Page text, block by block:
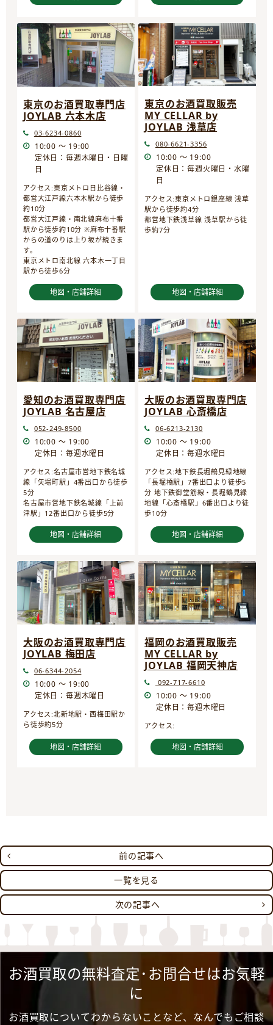
東京のお酒買取専門店
JOYLAB 六本木店
03-6234-0860
10:00 ～ 19:00
定休日：毎週木曜日・日曜
日
アクセス:東京メトロ日比谷線・
都営大江戸線六本木駅から徒歩
約10分
都営大江戸線・南北線麻布十番
駅から徒歩約10分 ※麻布十番駅
からの道のりは上り坂が続きま
す。
東京メトロ南北線 六本木一丁目
駅から徒歩6分
地図・店舗詳細
東京のお酒買取販売
MY CELLAR by
JOYLAB 浅草店
080-6621-3356
10:00 ～ 19:00
定休日：毎週火曜日・水曜
日
アクセス:東京メトロ銀座線 浅草
駅から徒歩約4分
都営地下鉄浅草線 浅草駅から徒
歩約7分
地図・店舗詳細
愛知のお酒買取専門店
JOYLAB 名古屋店
052-249-8500
10:00 ～ 19:00
定休日：毎週水曜日
アクセス:名古屋市営地下鉄名城
線「矢場町駅」4番出口から徒歩
5分
名古屋市営地下鉄名城線「上前
津駅」12番出口から徒歩5分
地図・店舗詳細
大阪のお酒買取専門店
JOYLAB 心斎橋店
06-6213-2130
10:00 ～ 19:00
定休日：毎週水曜日
アクセス:地下鉄長堀鶴見緑地線
「長堀橋駅」7番出口より徒歩5
分 地下鉄御堂筋線・長堀鶴見緑
地線「心斎橋駅」6番出口より徒
歩10分
地図・店舗詳細
大阪のお酒買取専門店
JOYLAB 梅田店
06-6344-2054
10:00 ～ 19:00
定休日：毎週木曜日
アクセス:北新地駅・西梅田駅か
ら徒歩約5分
地図・店舗詳細
福岡のお酒買取販売
MY CELLAR by
JOYLAB 福岡天神店
092-717-6610
10:00 ～ 19:00
定休日：毎週木曜日
アクセス:
地図・店舗詳細
前の記事へ
一覧を見る
次の記事へ
お酒買取の無料査定･お問合せはお気軽
に
お酒買取についてわからないことなど、なんでもご相談